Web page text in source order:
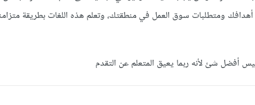
أهدافك ومتطلبات سوق العمل في منطقتك، وتعلم هذه اللغات بطريقة
أفضل شئ لأنه ربما يعيق المتعلم عن التقدم